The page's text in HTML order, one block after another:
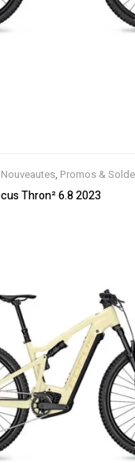
Nouveautes, Promos &
ville,Velos Electriques
Thron² 6.8 2023